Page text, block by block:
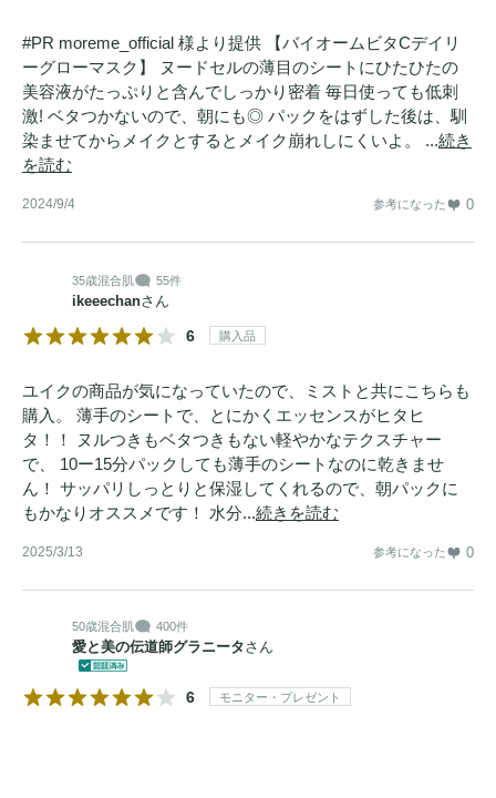
#PR moreme_official 様より提供 【バイオームビタCデイリ
ーグローマスク】 ヌードセルの薄目のシートにひたひたの
美容液がたっぷりと含んでしっかり密着 毎日使っても低刺
激! ベタつかないので、朝にも◎ パックをはずした後は、馴
染ませてからメイクとするとメイク崩れしにくいよ。 ...続き
を読む
2024/9/4 参考になった 0
35歳混合肌 55件
ikeeechanさん
6 購入品
ユイクの商品が気になっていたので、ミストと共にこちらも
購入。 薄手のシートで、とにかくエッセンスがヒタヒ
タ！！ ヌルつきもベタつきもない軽やかなテクスチャー
で、 10ー15分パックしても薄手のシートなのに乾きませ
ん！ サッパリしっとりと保湿してくれるので、朝パックに
もかなりオススメです！ 水分...続きを読む
2025/3/13 参考になった 0
50歳混合肌 400件
愛と美の伝道師グラニータさん
6 モニター・プレゼント